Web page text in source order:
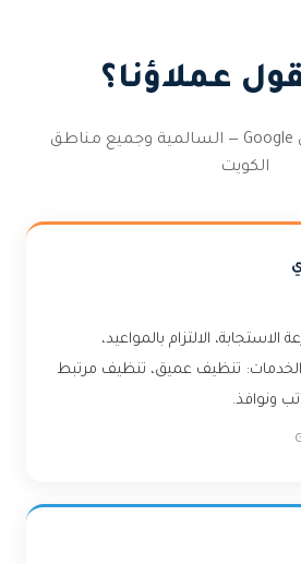
عملاؤنا؟
تقييم 4.9 نجوم على Google — السالمية وجميع مناطق
الكويت
الالتزام بالمواعيد،
الخدمات: تنظيف عميق، تنظيف مرتبط
ونوافذ.